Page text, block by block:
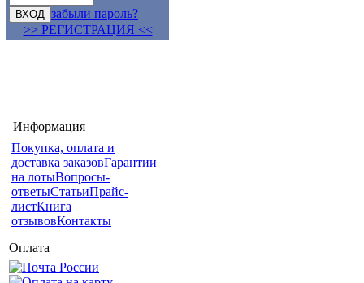
забыли пароль?
>> РЕГИСТРАЦИЯ <<
Информация
Покупка, оплата и
доставка заказовГарантии
на лотыВопросы-
ответыСтатьиПрайс-
листКнига
отзывовКонтакты
Оплата